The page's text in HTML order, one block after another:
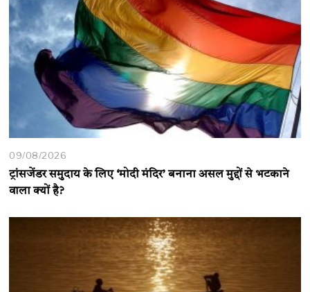
09/08/2026
ट्रांसजेंडर समुदाय के लिए ‘मोदी मंदिर’ बनाना असल मुद्दों से भटकाने
वाला क्यों है?